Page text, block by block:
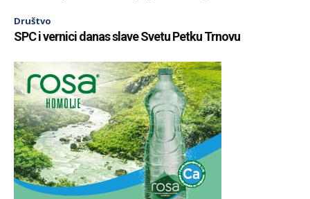
Društvo
SPC i vernici danas slave Svetu Petku Trnovu